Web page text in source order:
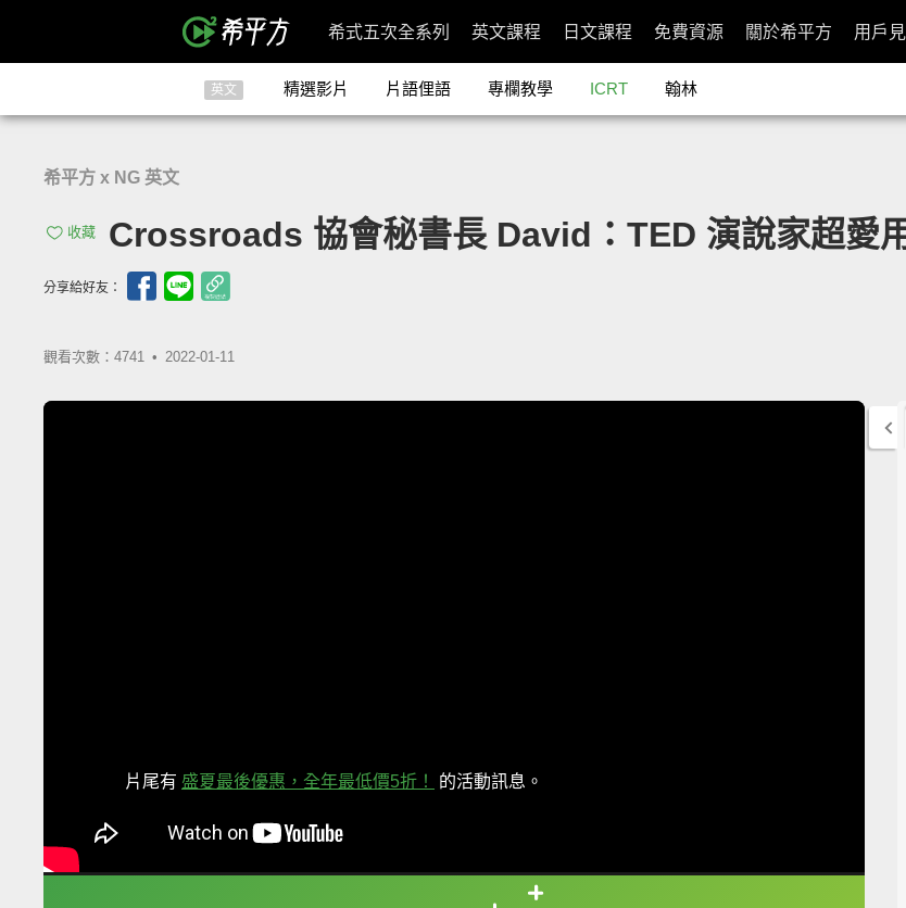
希式五次全系列 英文課程 日文課程 免費資源 關於希平方 用戶
英文 精選影片 片語俚語 專欄教學 ICRT 翰林
希平方 x NG 英文
收藏 Crossroads 協會秘書長 David：TED 演說家超愛
分享給好友：
觀看次數：4741 • 2022-01-11
片尾有 盛夏最後優惠，全年最低價5折！ 的活動訊息。